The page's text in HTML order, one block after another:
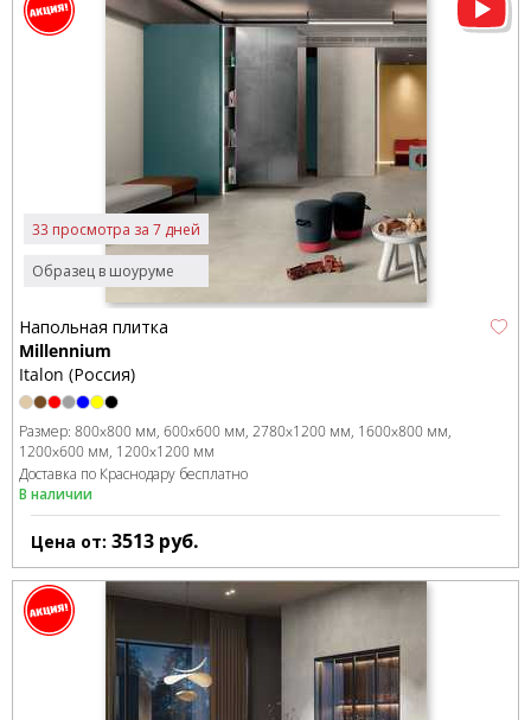
Образец в шоуруме
33 просмотра за 7 дней
Напольная плитка
Millennium
Italon (Россия)
Размер: 800x800 мм 600x600 мм 2780x1200 мм 1600x800 мм
1200x600 мм 1200x1200 мм
Доставка по Краснодару бесплатно
В наличии
Цена от: 3513 руб.